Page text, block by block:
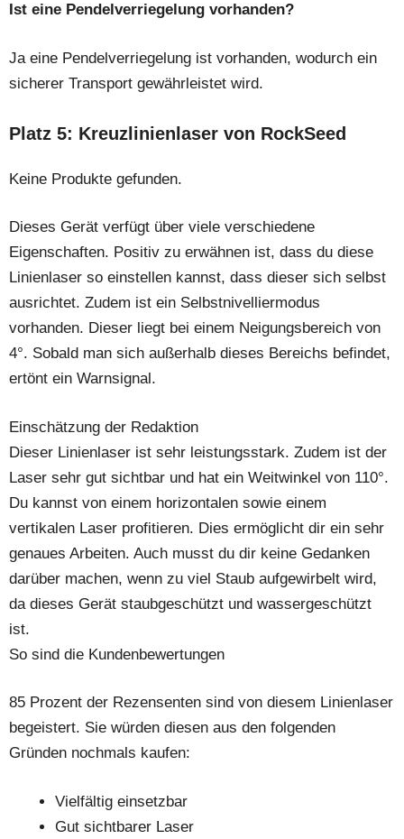
Ist eine Pendelverriegelung vorhanden?
Ja eine Pendelverriegelung ist vorhanden, wodurch ein
sicherer Transport gewährleistet wird.
Platz 5: Kreuzlinienlaser von RockSeed
Keine Produkte gefunden.
Dieses Gerät verfügt über viele verschiedene
Eigenschaften. Positiv zu erwähnen ist, dass du diese
Linienlaser so einstellen kannst, dass dieser sich selbst
ausrichtet. Zudem ist ein Selbstnivelliermodus
vorhanden. Dieser liegt bei einem Neigungsbereich von
4°. Sobald man sich außerhalb dieses Bereichs befindet,
ertönt ein Warnsignal.
Einschätzung der Redaktion
Dieser Linienlaser ist sehr leistungsstark. Zudem ist der
Laser sehr gut sichtbar und hat ein Weitwinkel von 110°.
Du kannst von einem horizontalen sowie einem
vertikalen Laser profitieren. Dies ermöglicht dir ein sehr
genaues Arbeiten. Auch musst du dir keine Gedanken
darüber machen, wenn zu viel Staub aufgewirbelt wird,
da dieses Gerät staubgeschützt und wassergeschützt
ist.
So sind die Kundenbewertungen
85 Prozent der Rezensenten sind von diesem Linienlaser
begeistert. Sie würden diesen aus den folgenden
Gründen nochmals kaufen:
Vielfältig einsetzbar
Gut sichtbarer Laser